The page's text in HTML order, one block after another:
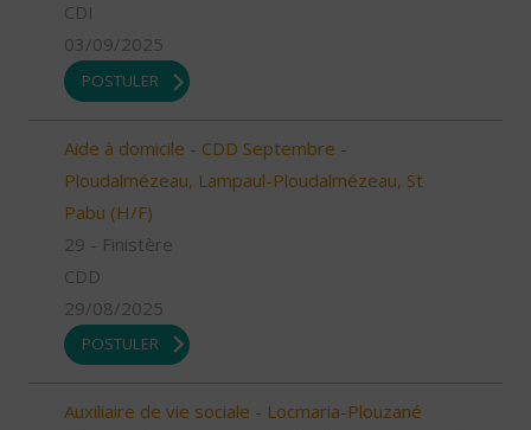
CDI
03/09/2025
POSTULER
Aide à domicile - CDD Septembre -
Ploudalmézeau, Lampaul-Ploudalmézeau, St
Pabu (H/F)
29 - Finistère
CDD
29/08/2025
POSTULER
Auxiliaire de vie sociale - Locmaria-Plouzané